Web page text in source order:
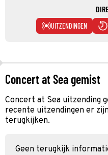
UITZENDINGEN
Concert at Sea gemist
Concert at Sea uitzending
recente uitzendingen er
terugkijken.
Geen terugkijk